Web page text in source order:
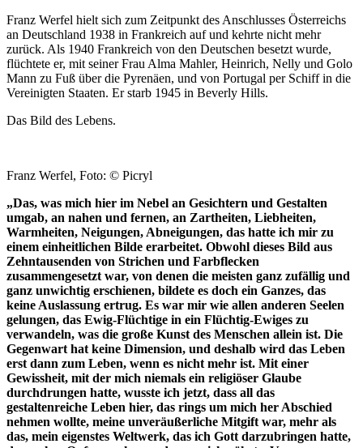
Franz Werfel hielt sich zum Zeitpunkt des Anschlusses Österreichs
an Deutschland 1938 in Frankreich auf und kehrte nicht mehr
zurück. Als 1940 Frankreich von den Deutschen besetzt wurde,
flüchtete er, mit seiner Frau Alma Mahler, Heinrich, Nelly und Golo
Mann zu Fuß über die Pyrenäen, und von Portugal per Schiff in die
Vereinigten Staaten. Er starb 1945 in Beverly Hills.
Das Bild des Lebens.
Franz Werfel, Foto: © Picryl
„Das, was mich hier im Nebel an Gesichtern und Gestalten
umgab, an nahen und fernen, an Zartheiten, Liebheiten,
Warmheiten, Neigungen, Abneigungen, das hatte ich mir zu
einem einheitlichen Bilde erarbeitet. Obwohl dieses Bild aus
Zehntausenden von Strichen und Farbflecken
zusammengesetzt war, von denen die meisten ganz zufällig und
ganz unwichtig erschienen, bildete es doch ein Ganzes, das
keine Auslassung ertrug. Es war mir wie allen anderen Seelen
gelungen, das Ewig-Flüchtige in ein Flüchtig-Ewiges zu
verwandeln, was die große Kunst des Menschen allein ist. Die
Gegenwart hat keine Dimension, und deshalb wird das Leben
erst dann zum Leben, wenn es nicht mehr ist. Mit einer
Gewissheit, mit der mich niemals ein religiöser Glaube
durchdrungen hatte, wusste ich jetzt, dass all das
gestaltenreiche Leben hier, das rings um mich her Abschied
nehmen wollte, meine unveräußerliche Mitgift war, mehr als
das, mein eigenstes Weltwerk, das ich Gott darzubringen hatte,